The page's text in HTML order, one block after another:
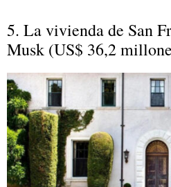
5. La vivienda de San
Musk (US$ 36,2